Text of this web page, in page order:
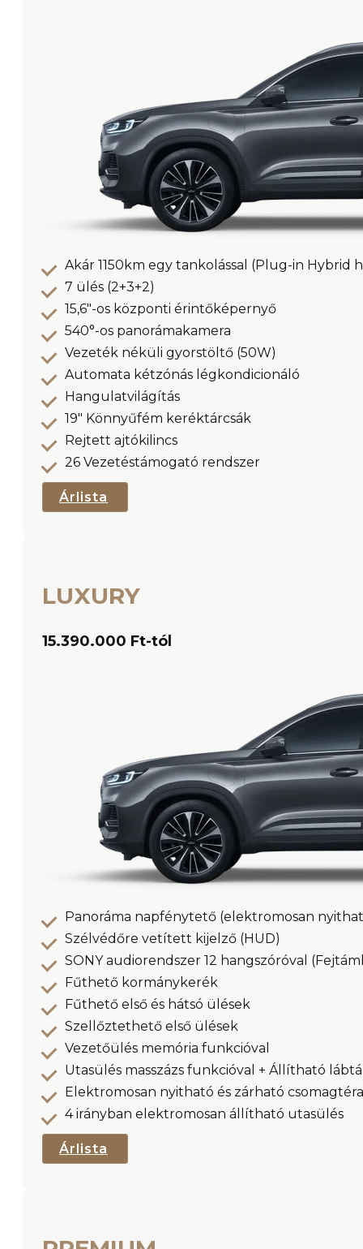
Akár 1150km egy tankolással (Plug-in Hybrid
7 ülés (2+3+2)
15,6″-os központi érintőképernyő
540°-os panorámakamera
Vezeték néküli gyorstöltő (50W)
Automata kétzónás légkondicionáló
Hangulatvilágítás
19″ Könnyűfém keréktárcsák
Rejtett ajtókilincs
26 Vezetéstámogató rendszer
Árlista
LUXURY
15.390.000 Ft-tól
Panoráma napfénytető (elektromosan
Szélvédőre vetített kijelző (HUD)
SONY audiorendszer 12 hangszóróval
Fűthető kormánykerék
Fűthető első és hátsó ülések
Szellőztethető első ülések
Vezetőülés memória funkcióval
Utasülés masszázs funkcióval + Állítható
Elektromosan nyitható és zárható
4 irányban elektromosan állítható utasülés
Árlista